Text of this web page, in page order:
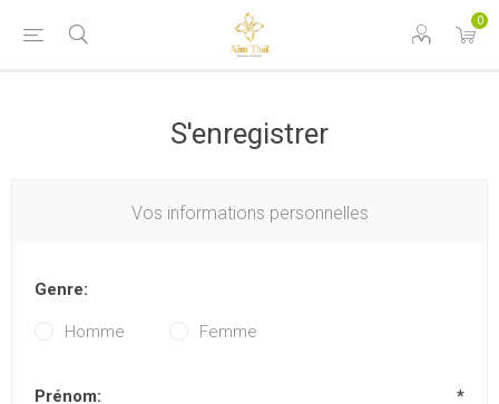
0
S'enregistrer
Vos informations personnelles
Genre:
Homme Femme
Prénom: *